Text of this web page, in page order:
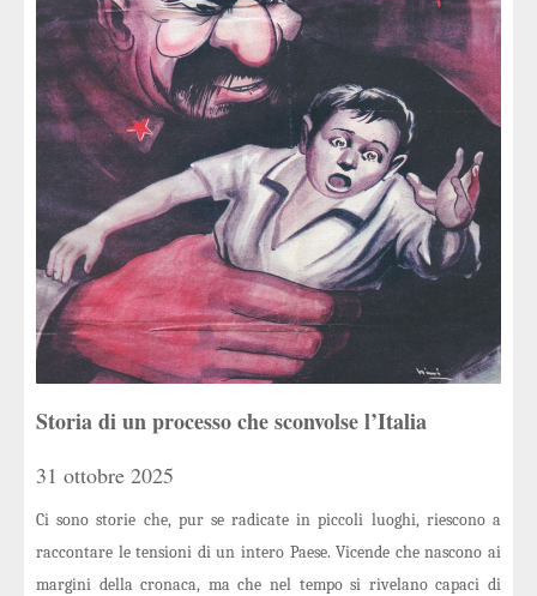
Storia di un processo che sconvolse l’Italia
31 ottobre 2025
Ci sono storie che, pur se radicate in piccoli luoghi, riescono a
raccontare le tensioni di un intero Paese. Vicende che nascono ai
margini della cronaca, ma che nel tempo si rivelano capaci di